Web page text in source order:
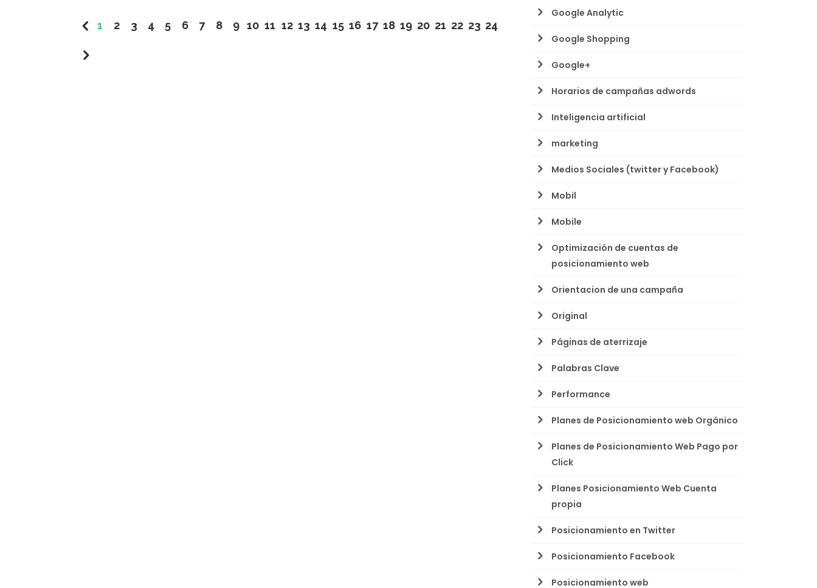
1 2 3 4 5 6 7 8 9 10 11 12 13 14 15 16 17 18 19 20 21 22 23 24
Google Analytic
Google Shopping
Google+
Horarios de campañas adwords
Inteligencia artificial
marketing
Medios Sociales (twitter y Facebook)
Mobil
Mobile
Optimización de cuentas de
posicionamiento web
Orientacion de una campaña
Original
Páginas de aterrizaje
Palabras Clave
Performance
Planes de Posicionamiento web Orgánico
Planes de Posicionamiento Web Pago por
Click
Planes Posicionamiento Web Cuenta
propia
Posicionamiento en Twitter
Posicionamiento Facebook
Posicionamiento web